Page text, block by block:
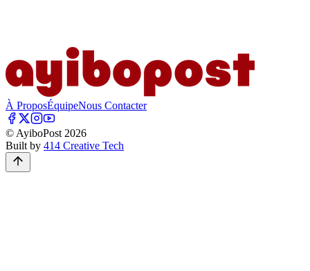
À ProposÉquipeNous Contacter
© AyiboPost 2026
Built by 414 Creative Tech